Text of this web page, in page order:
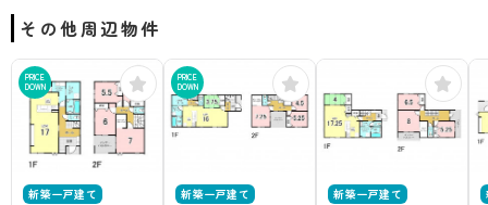
その他周辺物件
PRICE
DOWN
新築一戸建て
PRICE
DOWN
新築一戸建て 新築一戸建て